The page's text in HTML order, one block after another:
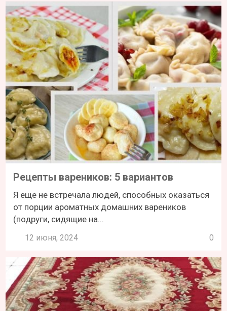
Рецепты вареников: 5 вариантов
Я еще не встречала людей, способных оказаться
от порции ароматных домашних вареников
(подруги, сидящие на...
12 июня, 2024 0